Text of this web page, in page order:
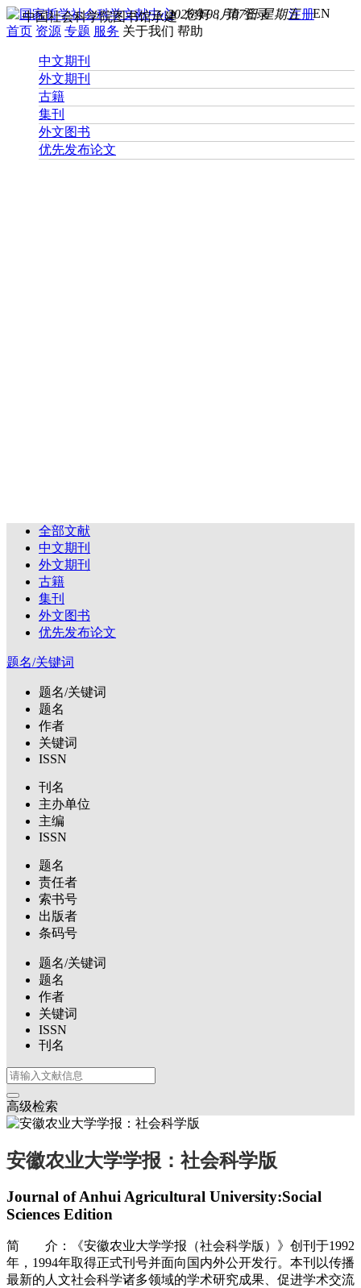
您好， 请登录 注册EN
2026年08月07日 星期五
中国社会科学院图书馆承建
首页 资源 专题 服务 关于我们 帮助
中文期刊
外文期刊
古籍
集刊
外文图书
优先发布论文
全部文献
中文期刊
外文期刊
古籍
集刊
外文图书
优先发布论文
题名/关键词
题名/关键词
题名
作者
关键词
ISSN
刊名
主办单位
主编
ISSN
题名
责任者
索书号
出版者
条码号
题名/关键词
题名
作者
关键词
ISSN
刊名
高级检索
安徽农业大学学报：社会科学版
Journal of Anhui Agricultural University:Social
Sciences Edition
简 介：《安徽农业大学学报（社会科学版）》创刊于1992
年，1994年取得正式刊号并面向国内外公开发行。本刊以传播
最新的人文社会科学诸多领域的学术研究成果、促进学术交流